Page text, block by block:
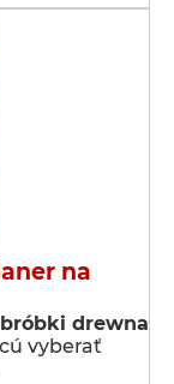
na
drewna
vyberať